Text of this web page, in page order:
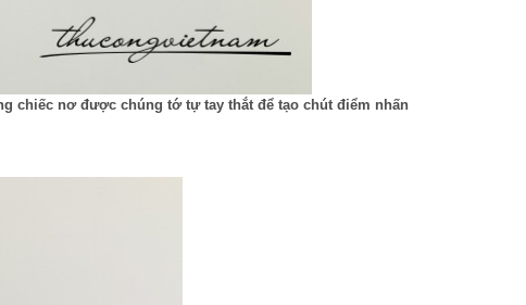
chiếc nơ được chúng tớ tự tay thắt để tạo chút điểm nhấn